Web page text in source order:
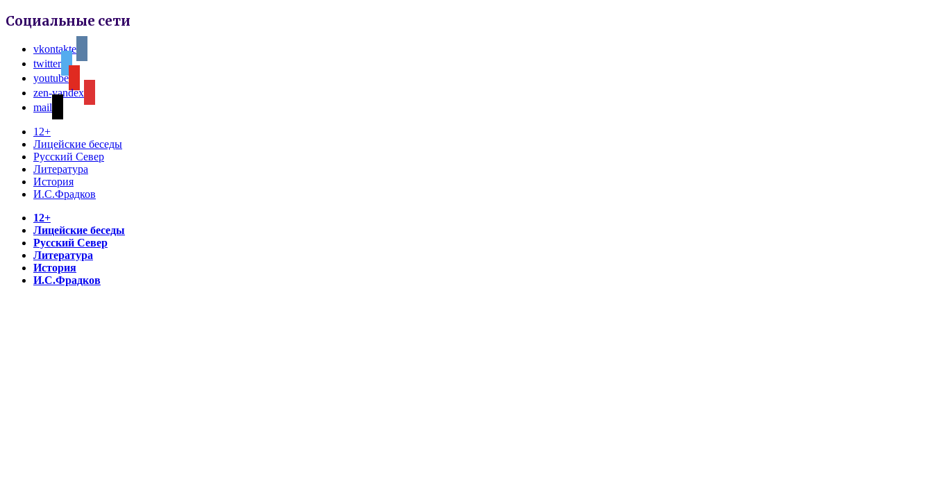
Социальные сети
vkontakte
twitter
youtube
zen-yandex
mail
12+
Лицейские беседы
Русский Север
Литература
История
И.С.Фрадков
12+
Лицейские беседы
Русский Север
Литература
История
И.С.Фрадков